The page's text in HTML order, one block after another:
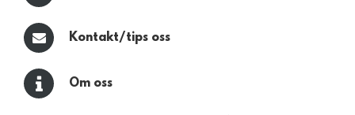
Kontakt/tips oss
Om oss